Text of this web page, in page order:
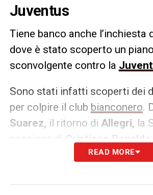
Juventus
Tiene banco anche l’inchiesta
dove è stato scoperto un piano
sconvolgente contro la
Sono stati infatti scoperti dei
per colpire il club bianconero.
Suarez, il ritorno di Allegri, la
cessione di Cristiano Ronaldo
illecite nei sistemi informativi.
scriveIl Corriere dello Sport.
READ MORE